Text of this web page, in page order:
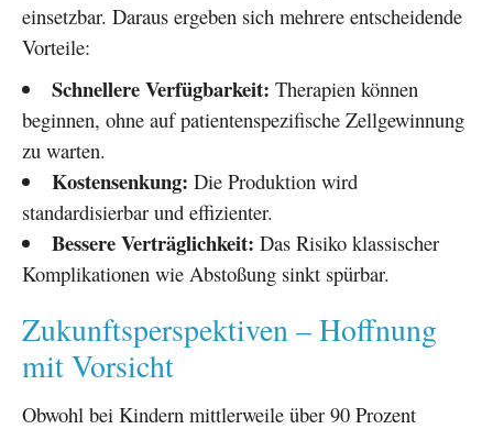
einsetzbar. Daraus ergeben sich mehrere entscheidende
Vorteile:
Schnellere Verfügbarkeit: Therapien können
beginnen, ohne auf patientenspezifische Zellgewinnung
zu warten.
Kostensenkung: Die Produktion wird
standardisierbar und effizienter.
Bessere Verträglichkeit: Das Risiko klassischer
Komplikationen wie Abstoßung sinkt spürbar.
Zukunftsperspektiven – Hoffnung
mit Vorsicht
Obwohl bei Kindern mittlerweile über 90 Prozent